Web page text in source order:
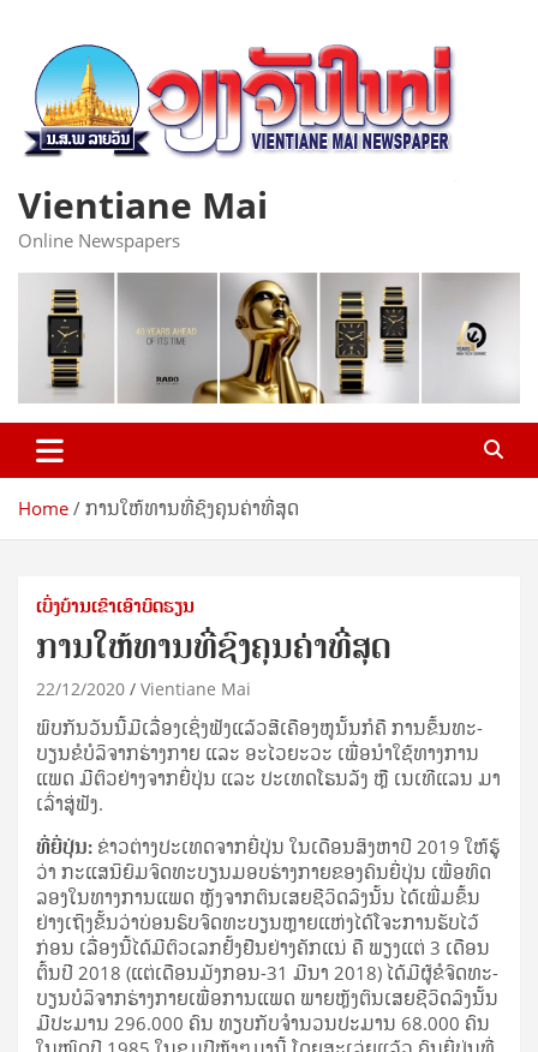
content
Vientiane Mai
Online Newspapers
Home ການໃຫ້ທານທີ່ຊົງຄຸນຄ່າທີ່ສຸດ
ເບິ່ງບ້ານເຂົາເອົາບົດຮຽນ
ການໃຫ້ທານທີ່ຊົງຄຸນຄ່າທີ່ສຸດ
22/12/2020 Vientiane Mai
ພົບ​ກັນ​ວັນ​ນີ້​ມີ​ເລື່ອງ​ເຊິ່ງ​ຟັງ​ແລ້ວ​ສີ​ເຄືອງ​ຫູ​ນັ້ນ​ກໍ​ຄື ການ​ຂຶ້ນ​ທະ­
ບຽນ​ຂໍ​ບໍ­ລິ­ຈາກ​ຮ່າງ­ກາຍ ແລະ ອະ​ໄວ​ຍະ​ວະ ເພື່ອ​ນຳ​ໃຊ້​ທາງ​ການ​
ແພດ ມີ​ຕົວ­ຢ່າງ​ຈາກ​ຍີ່­ປຸ່ນ ແລະ ປະ­ເທດ​ໂຮນ​ລັງ ຫຼື ເນ​ເທີ​ແລນ ມາ​
ເລົ່າ​ສູ່​ຟັງ.
ທີ່​ຍີ່­ປຸ່ນ: ຂ່າວ​ຕ່າງ­ປະ­ເທດ​ຈາກ​ຍີ່­ປຸ່ນ ໃນ​ເດືອນ​ສິງ­ຫາ​ປີ 2019 ໃຫ້​ຮູ້​
ວ່າ ກະ­ແສ​ນິ­ຍົມ​ຈົດ​ທະ­ບຽນ​ມອບ​ຮ່າງ­ກາຍ​ຂອງ​ຄົນ​ຍີ່­ປຸ່ນ ເພື່ອ​ທົດ​
ລອງ​ໃນ​ທາງ​ການ​ແພດ ຫຼັງ​ຈາກ​ຕົນ​ເສຍ​ຊີ­ວິດ​ລົງ​ນັ້ນ ໄດ້​ເພີ່ມ​ຂຶ້ນ​
ຢ່າງ​ເຖິງ​ຂັ້ນ​ວ່າ​ບ່ອນ​ຮົບ​ຈົດ​ທະ­ບຽນ​ຫຼາຍ​ແຫ່ງ​ໄດ້​ໂຈະ​ການ​ຮັບ​ໄວ້​
ກ່ອນ ເລື່ອງ​ນີ້​ໄດ້​ມີ​ຕົວ​ເລກ​ຢັ້ງ­ຢືນ​ຢ່າງ​ຄັກ­ແນ່ ຄື ພຽງ​ແຕ່ 3 ເດືອນ​
ຕົ້ນ​ປີ 2018 (ແຕ່​ເດືອນ​ມັງ­ກອນ-31 ມີ­ນາ 2018) ໄດ້​ມີ​ຜູ້​ຂໍ​ຈົດ​ທະ­
ບຽນ​ບໍ­ລິ­ຈາກ​ຮ່າງ­ກາຍ​ເພື່ອ​ການ​ແພດ ພາຍ­ຫຼັງ​ຕົນ​ເສຍ​ຊີ­ວິດ​ລົງ​ນັ້ນ
ມີ​ປະ­ມານ 296.000 ຄົນ ທຽບ​ກັບ​ຈຳ­ນວນ​ປະ­ມານ 68.000 ຄົນ